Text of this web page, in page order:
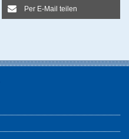
Per E-Mail teilen